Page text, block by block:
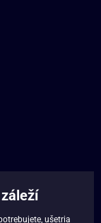
ušetria